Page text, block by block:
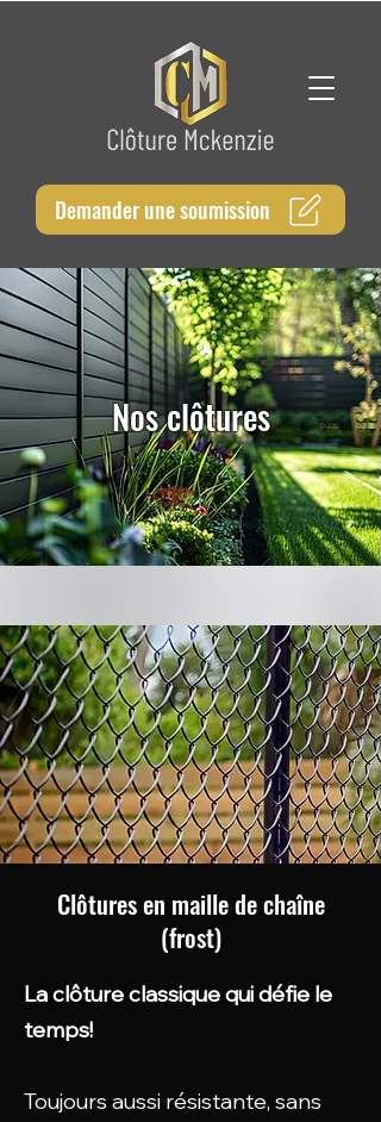
Demander une soumission
Nos clôtures
Clôtures en maille de chaîne
(frost)
La clôture classique qui défie le
temps!
Toujours aussi résistante, sans